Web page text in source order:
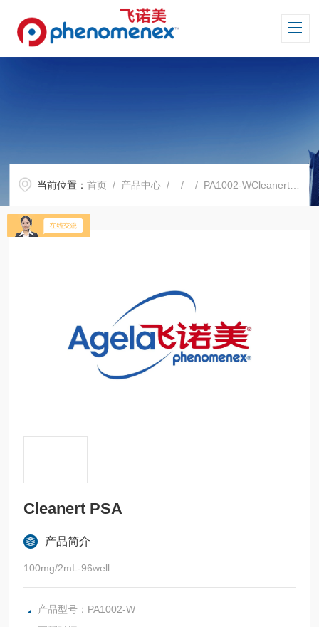
当前位置：首页 / 产品中心 / / / PA1002-WCleanert PSA
Cleanert PSA
产品简介
100mg/2mL-96well
产品型号：PA1002-W